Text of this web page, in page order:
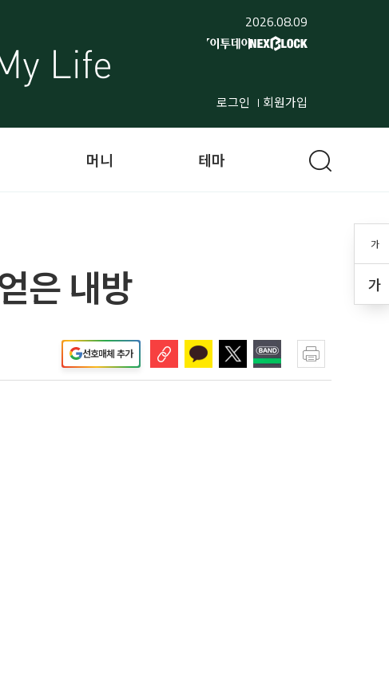
2026.08.09
로그인 회원가입
가
가
머니 테마
은 내방
선호매체 추가